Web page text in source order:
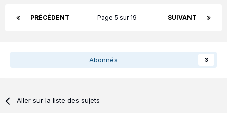
PRÉCÉDENT SUIVANT
Page 5 sur 19
Abonnés 3
Aller sur la liste des sujets